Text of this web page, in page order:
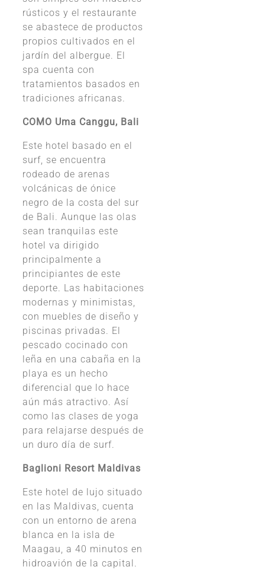
rústicos y el restaurante
se abastece de productos
propios cultivados en el
jardín del albergue. El
spa cuenta con
tratamientos basados en
tradiciones africanas.
COMO Uma Canggu, Bali
Este hotel basado en el
surf, se encuentra
rodeado de arenas
volcánicas de ónice
negro de la costa del sur
de Bali. Aunque las olas
sean tranquilas este
hotel va dirigido
principalmente a
principiantes de este
deporte. Las habitaciones
modernas y minimistas,
con muebles de diseño y
piscinas privadas. El
pescado cocinado con
leña en una cabaña en la
playa es un hecho
diferencial que lo hace
aún más atractivo. Así
como las clases de yoga
para relajarse después de
un duro día de surf.
Baglioni Resort Maldivas
Este hotel de lujo situado
en las Maldivas, cuenta
con un entorno de arena
blanca en la isla de
Maagau, a 40 minutos en
hidroavión de la capital.